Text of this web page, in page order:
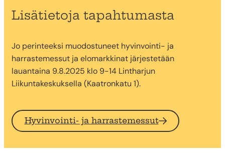
Lisätietoja tapahtumasta
Jo perinteeksi muodostuneet hyvinvointi- ja
harrastemessut ja elomarkkinat järjestetään
lauantaina 9.8.2025 klo 9-14 Lintharjun
Liikuntakeskuksella (Kaatronkatu 1).
Hyvinvointi- ja harrastemessut